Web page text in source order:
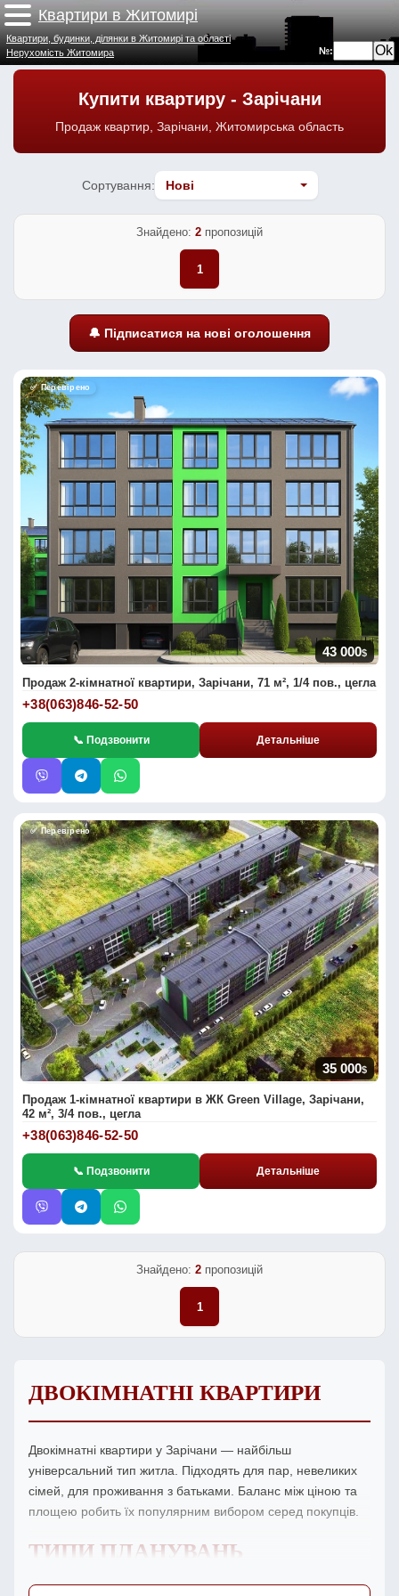
Квартири в Житомирі
№:
Квартири, будинки, ділянки в Житомирі та області
Нерухомість Житомира
Купити квартиру - Зарічани
Продаж квартир, Зарічани, Житомирська область
Сортування:
Знайдено: 2 пропозицій
1
🔔 Підписатися на нові оголошення
✅ Перевірено
43 000$
Продаж 2-кімнатної квартири, Зарічани, 71 м², 1/4 пов., цегла
+38(063)846-52-50
📞 Подзвонити Детальніше
✅ Перевірено
35 000$
Продаж 1-кімнатної квартири в ЖК Green Village, Зарічани,
42 м², 3/4 пов., цегла
+38(063)846-52-50
📞 Подзвонити Детальніше
Знайдено: 2 пропозицій
1
ДВОКІМНАТНІ КВАРТИРИ
Двокімнатні квартири у Зарічани — найбільш
універсальний тип житла. Підходять для пар, невеликих
сімей, для проживання з батьками. Баланс між ціною та
площею робить їх популярним вибором серед покупців.
ТИПИ ПЛАНУВАНЬ